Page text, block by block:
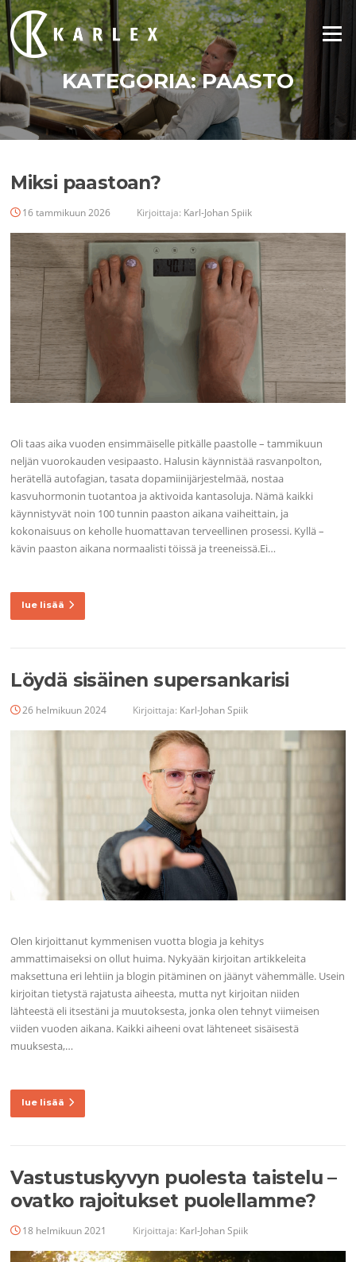
Siirry
suoraan
sisältöön
Valikko
KATEGORIA:PAASTO
Miksi paastoan?
16 tammikuun 2026 Kirjoittaja: Karl-Johan Spiik
Oli taas aika vuoden ensimmäiselle pitkälle paastolle – tammikuun
neljän vuorokauden vesipaasto. Halusin käynnistää rasvanpolton,
herätellä autofagian, tasata dopamiinijärjestelmää, nostaa
kasvuhormonin tuotantoa ja aktivoida kantasoluja. Nämä kaikki
käynnistyvät noin 100 tunnin paaston aikana vaiheittain, ja
kokonaisuus on keholle huomattavan terveellinen prosessi. Kyllä –
kävin paaston aikana normaalisti töissä ja treeneissä.Ei…
lue lisää
Löydä sisäinen supersankarisi
26 helmikuun 2024 Kirjoittaja: Karl-Johan Spiik
Olen kirjoittanut kymmenisen vuotta blogia ja kehitys
ammattimaiseksi on ollut huima. Nykyään kirjoitan artikkeleita
maksettuna eri lehtiin ja blogin pitäminen on jäänyt vähemmälle. Usein
kirjoitan tietystä rajatusta aiheesta, mutta nyt kirjoitan niiden
lähteestä eli itsestäni ja muutoksesta, jonka olen tehnyt viimeisen
viiden vuoden aikana. Kaikki aiheeni ovat lähteneet sisäisestä
muuksesta,…
lue lisää
Vastustuskyvyn puolesta taistelu –
ovatko rajoitukset puolellamme?
18 helmikuun 2021 Kirjoittaja: Karl-Johan Spiik